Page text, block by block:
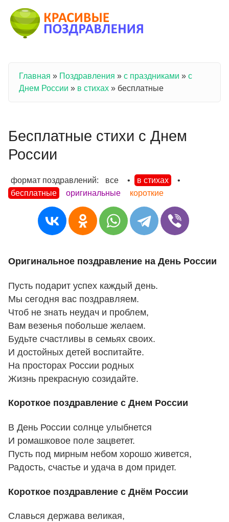
Вы здесь
Главная » Поздравления » с праздниками » с
Днем России » в стихах » бесплатные
Бесплатные стихи с Днем
России
формат поздравлений: все • в стихах
•
бесплатные
оригинальные короткие
Оригинальное поздравление на День России
Пусть подарит успех каждый день.
Мы сегодня вас поздравляем.
Чтоб не знать неудач и проблем,
Вам везенья побольше желаем.
Будьте счастливы в семьях своих.
И достойных детей воспитайте.
На просторах России родных
Жизнь прекрасную созидайте.
Короткое поздравление с Днем России
В День России солнце улыбнется
И ромашковое поле зацветет.
Пусть под мирным небом хорошо живется,
Радость, счастье и удача в дом придет.
Короткое поздравление с Днём России
Славься держава великая,